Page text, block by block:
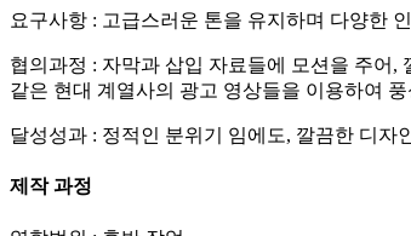
요구사항 : 고급스러운 톤을 유지하며 다양한
협의과정 : 자막과 삽입 자료들에 모션을 주어
같은 현대 계열사의 광고 영상들을 이용하여
달성성과 : 정적인 분위기 임에도, 깔끔한 디
제작 과정